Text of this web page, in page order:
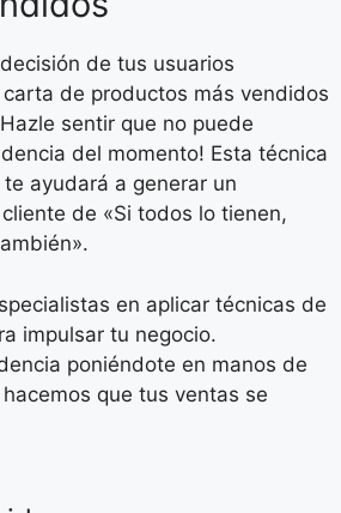
de tus usuarios
de productos más vendidos
sentir que no puede
del momento! Esta técnica
ayudará a generar un
de «Si todos lo tienen,
en aplicar técnicas de
impulsar tu negocio.
poniéndote en manos de
que tus ventas se